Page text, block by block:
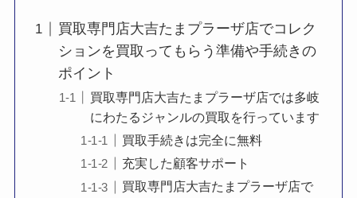
買取専門店大吉たまプラーザ店でコレク
ションを買取ってもらう準備や手続きの
ポイント
買取専門店大吉たまプラーザ店では多岐
にわたるジャンルの買取を行っています
買取手続きは完全に無料
充実した顧客サポート
買取専門店大吉たまプラーザ店で